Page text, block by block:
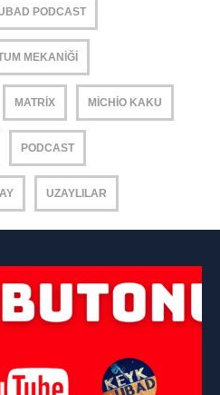
PODCAST
MEKANIĞI
MATRIX MICHIO KAKU
PODCAST
UZAYLILAR